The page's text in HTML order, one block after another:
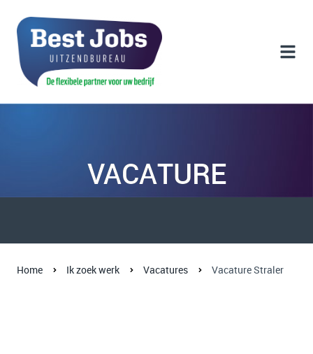
VACATURE
Home Ik zoek werk Vacatures Vacature Straler